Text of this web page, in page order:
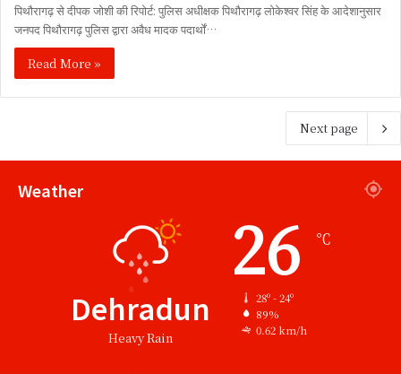
पिथौरागढ़ से दीपक जोशी की रिपोर्ट: पुलिस अधीक्षक पिथौरागढ़ लोकेश्वर सिंह के आदेशानुसार
जनपद पिथौरागढ़ पुलिस द्वारा अवैध मादक पदार्थों…
Read More »
Next page
Weather
Dehradun
Heavy Rain
26 ℃
28º - 24º
89%
0.62 km/h